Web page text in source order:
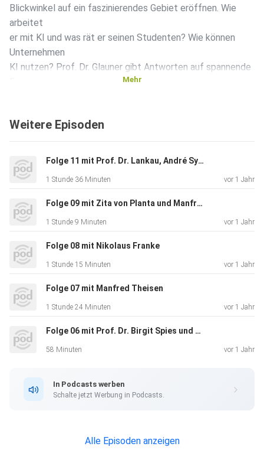
Blickwinkel auf ein faszinierendes Gebiet eröffnen. Wie
arbeitet
er mit KI und was rät er seinen Studenten? Wie können
Unternehmen
KI nutzen? Prof. Dr. Glauner gibt Antworten auf spannende
Mit von der Partie ist ebenfalls Dr. Wolfgang Ditzen,
für Orthopädie und Unfallchirurgie und Präsident des
Hanauer
Rotary Clubs.
Mehr
Weitere Episoden
Folge 11 mit Prof. Dr. Lankau, André Syndikus und Dr. Wolfgang Ditzen
1 Stunde 36 Minuten vor 1 Jahr
Folge 09 mit Zita von Planta und Manfred Theisen
1 Stunde 9 Minuten vor 1 Jahr
Folge 08 mit Nikolaus Franke
1 Stunde 15 Minuten vor 1 Jahr
Folge 07 mit Manfred Theisen
1 Stunde 24 Minuten vor 1 Jahr
Folge 06 mit Prof. Dr. Birgit Spies und Bürgermeister Maximilian Bieri
58 Minuten vor 1 Jahr
In Podcasts werben
Schalte jetzt Werbung in Podcasts.
Alle Episoden anzeigen